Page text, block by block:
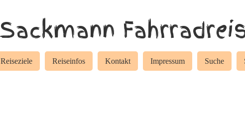
Sackmann
Reiseziele Reiseinfos Kontakt Impressum Suche